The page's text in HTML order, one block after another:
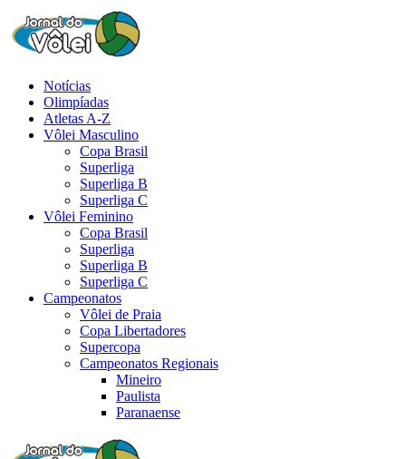
Notícias
Olimpíadas
Atletas A-Z
Vôlei Masculino
Copa Brasil
Superliga
Superliga B
Superliga C
Vôlei Feminino
Copa Brasil
Superliga
Superliga B
Superliga C
Campeonatos
Vôlei de Praia
Copa Libertadores
Supercopa
Campeonatos Regionais
Mineiro
Paulista
Paranaense